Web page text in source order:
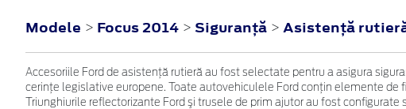
Modele > Focus 2014 > Siguranţă > Asistenţă
Accesoriile Ford de asistenţă rutieră au fost selectate pentru a asigura
cerinţe legislative europene. Toate autovehiculele Ford conţin elemente de
Triunghiurile reflectorizante Ford şi trusele de prim ajutor au fost